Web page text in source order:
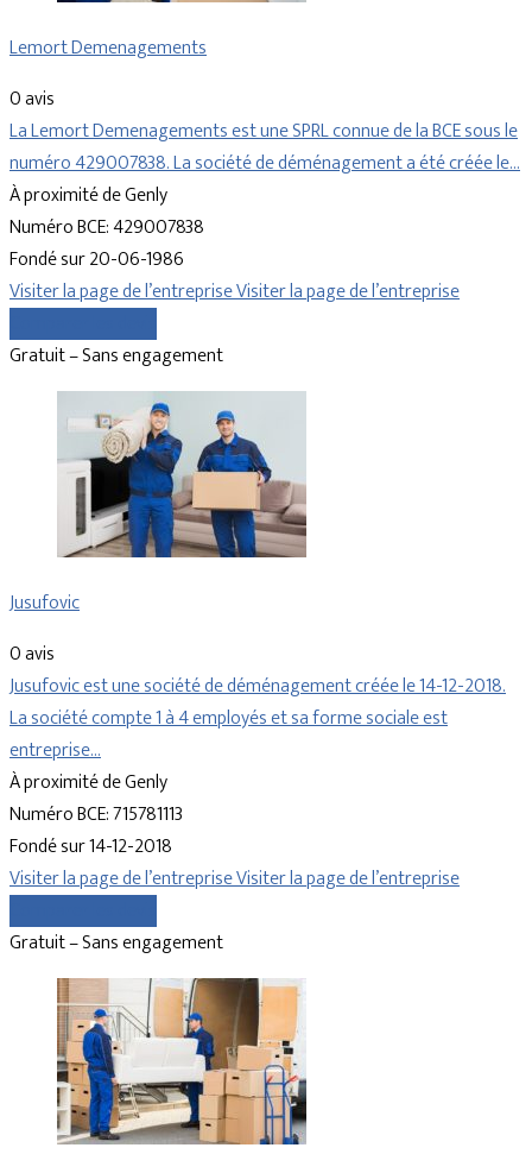
Lemort Demenagements
0 avis
La Lemort Demenagements est une SPRL connue de la BCE sous le
numéro 429007838. La société de déménagement a été créée le…
À proximité de Genly
Numéro BCE: 429007838
Fondé sur 20-06-1986
Visiter la page de l’entrepriseVisiter la page de l’entreprise
Gratuit – Sans engagement
Jusufovic
0 avis
Jusufovic est une société de déménagement créée le 14-12-2018.
La société compte 1 à 4 employés et sa forme sociale est
entreprise…
À proximité de Genly
Numéro BCE: 715781113
Fondé sur 14-12-2018
Visiter la page de l’entrepriseVisiter la page de l’entreprise
Gratuit – Sans engagement